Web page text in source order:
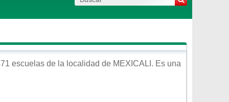
escuelas de la localidad de MEXICALI . Es una